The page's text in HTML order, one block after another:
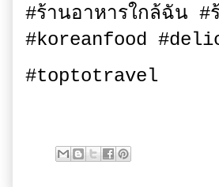
#ร้านอาหารใกล้ฉัน #
#koreanfood
#toptotravel